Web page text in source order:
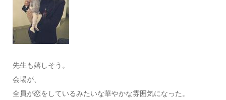
先生も嬉しそう。
会場が、
全員が恋をしているみたいな華やかな雰囲気になった。